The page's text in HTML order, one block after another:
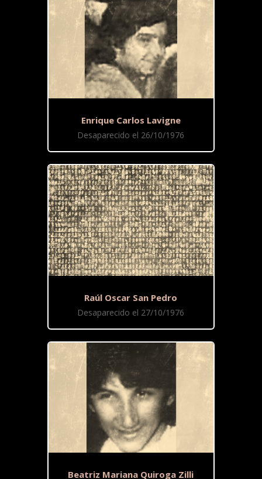
Enrique Carlos Lavigne
Desaparecido el 26/10/1976
Raúl Oscar San Pedro
Desaparecido el 27/10/1976
Beatriz Mariana Quiroga Zilli